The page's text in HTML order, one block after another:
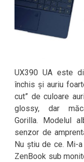
UX390 UA este
închis și auriu
cut” de culoare
glossy, dar
Gorilla. Modelul
senzor de
Nu știu de ce. Mi-
ZenBook sub